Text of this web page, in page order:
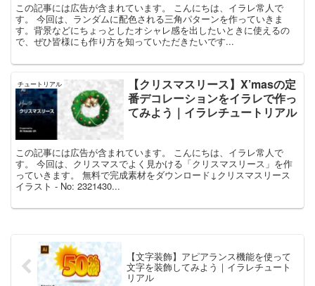
この記事には広告が含まれています。 こんにちは、イラレ常人で
す。 今回は、ランダムに配色される三角パターンを作っていきま
す。背景などにちょっとしたオシャレ感を出したいときに使えるの
で、ぜひ皆様にも作り方を知っていただきたいです...
チュートリアル
【クリスマスリース】X’masの定
番デコレーションをイラレで作っ
てみよう｜イラレチュートリアル
この記事には広告が含まれています。 こんにちは、イラレ常人で
す。 今回は、クリスマスでよく見かける「クリスマスリース」を作
っていきます。 無料で完成素材をダウンロード↓クリスマスリース
イラスト - No: 2321430...
【文字装飾】アピアランス機能を使って
文字を装飾してみよう｜イラレチュート
リアル